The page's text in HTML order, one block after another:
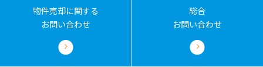
物件売却に関する
お問い合わせ
総合
お問い合わせ